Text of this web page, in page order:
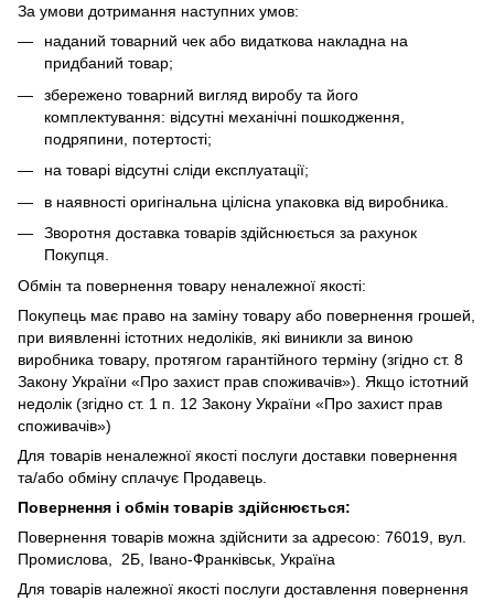
За умови дотримання наступних умов:
наданий товарний чек або видаткова накладна на
придбаний товар;
збережено товарний вигляд виробу та його
комплектування: відсутні механічні пошкодження,
подряпини, потертості;
на товарі відсутні сліди експлуатації;
в наявності оригінальна цілісна упаковка від виробника.
Зворотня доставка товарів здійснюється за рахунок
Покупця.
Обмін та повернення товару неналежної якості:
Покупець має право на заміну товару або повернення грошей,
при виявленні істотних недоліків, які виникли за виною
виробника товару, протягом гарантійного терміну (згідно ст. 8
Закону України «Про захист прав споживачів»). Якщо істотний
недолік (згідно ст. 1 п. 12 Закону України «Про захист прав
споживачів»)
Для товарів неналежної якості послуги доставки повернення
та/або обміну сплачує Продавець.
Повернення і обмін товарів здійснюється:
Повернення товарів можна здійснити за адресою: 76019, вул.
Промислова, 2Б, Івано-Франківськ, Україна
Для товарів належної якості послуги доставлення повернення